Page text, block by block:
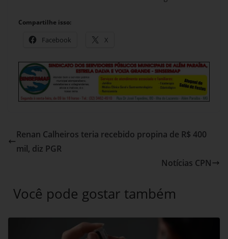
Compartilhe isso:
Facebook X
Renan Calheiros teria recebido propina de R$ 400
mil, diz PGR
Notícias CPN
Você pode gostar também